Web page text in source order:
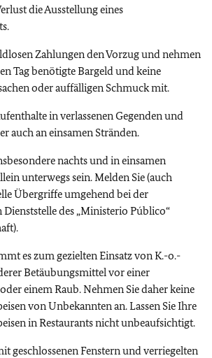
die Ausstellung eines
Zahlungen den Vorzug und nehmen
Tag benötigte Bargeld und keine
oder auffälligen Schmuck mit.
in verlassenen Gegenden und
auch an einsamen Stränden.
nachts und in einsamen
unterwegs sein. Melden Sie (auch
Übergriffe umgehend bei der
Dienststelle des „Ministerio Público“
es zum gezielten Einsatz von K.-o.-
Betäubungsmittel vor einer
einem Raub. Nehmen Sie daher keine
von Unbekannten an. Lassen Sie Ihre
in Restaurants nicht unbeaufsichtigt.
geschlossenen Fenstern und verriegelten